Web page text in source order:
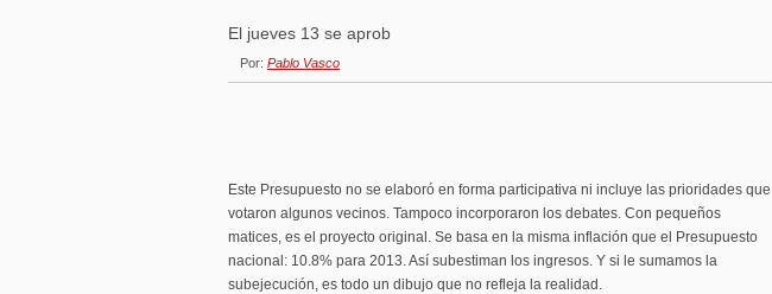
El jueves 13 se aprob
Por: Pablo Vasco
Este Presupuesto no se elaboró en forma participativa ni incluye las prioridades que
votaron algunos vecinos. Tampoco incorporaron los debates. Con pequeños
matices, es el proyecto original. Se basa en la misma inflación que el Presupuesto
nacional: 10.8% para 2013. Así subestiman los ingresos. Y si le sumamos la
subejecución, es todo un dibujo que no refleja la realidad.